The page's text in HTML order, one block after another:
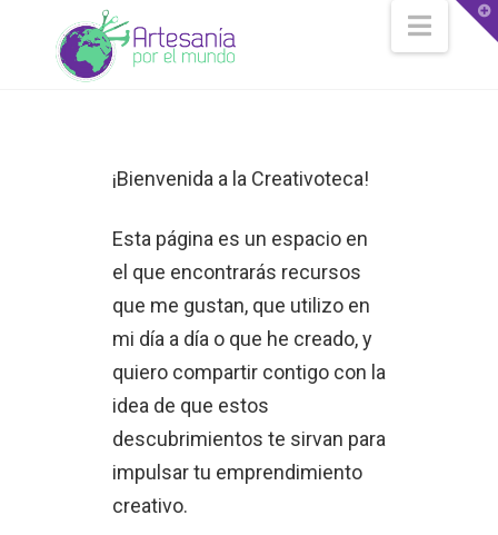
¡Bienvenida a la Creativoteca!
Esta página es un espacio en
el que encontrarás recursos
que me gustan, que utilizo en
mi día a día o que he creado, y
quiero compartir contigo con la
idea de que estos
descubrimientos te sirvan para
impulsar tu emprendimiento
creativo.